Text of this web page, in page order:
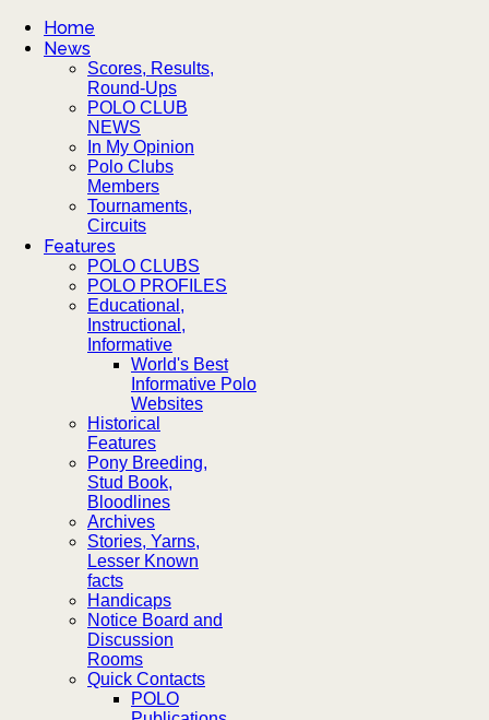
Home
News
Scores, Results,
Round-Ups
POLO CLUB
NEWS
In My Opinion
Polo Clubs
Members
Tournaments,
Circuits
Features
POLO CLUBS
POLO PROFILES
Educational,
Instructional,
Informative
World's Best
Informative Polo
Websites
Historical
Features
Pony Breeding,
Stud Book,
Bloodlines
Archives
Stories, Yarns,
Lesser Known
facts
Handicaps
Notice Board and
Discussion
Rooms
Quick Contacts
POLO